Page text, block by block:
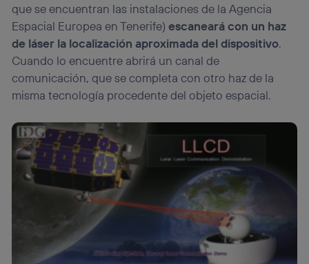
que se encuentran las instalaciones de la Agencia
Espacial Europea en Tenerife)escaneará con un haz
de láser la localización aproximada del dispositivo.
Cuando lo encuentre abrirá un canal de
comunicación, que se completa con otro haz de la
misma tecnología procedente del objeto espacial.